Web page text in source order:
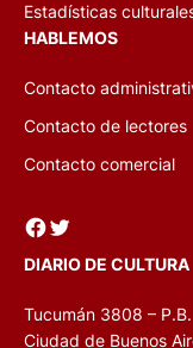
Estadísticas
HABLEMOS
Contacto
Contacto de lectores
Contacto comercial
Facebook Twitter
DIARIO DE CULTURA
Tucumán 3808 – P.B.
Ciudad de Buenos